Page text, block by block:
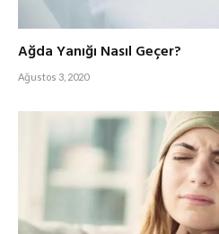
Ağda Yanığı Nasıl Geçer?
Ağustos 3, 2020